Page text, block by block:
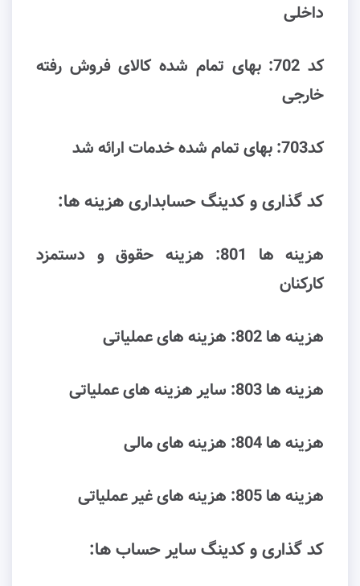
داﺧﻠﯽ
کد 702: ﺑﻬﺎی ﺗﻤﺎم ﺷﺪه ﮐﺎﻻی ﻓﺮوش رﻓﺘﻪ
ﺧﺎرﺟﯽ
کد703: ﺑﻬﺎی ﺗﻤﺎم ﺷﺪه ﺧﺪﻣﺎت اراﺋﻪ ﺷﺪ
کد گذاری و کدینگ حسابداری ﻫﺰﯾﻨﻪ ﻫﺎ:
ﻫﺰﯾﻨﻪ ﻫﺎ 801: هزﯾﻨﻪ ﺣﻘﻮق و دﺳﺘﻤﺰد
ﮐﺎرﮐﻨﺎن
ﻫﺰﯾﻨﻪ ﻫﺎ 802: هزﯾﻨﻪ ﻫﺎی ﻋﻤﻠﯿﺎﺗﯽ
ﻫﺰﯾﻨﻪ ﻫﺎ 803: ﺳﺎﯾﺮ ﻫﺰﯾﻨﻪ ﻫﺎی ﻋﻤﻠﯿﺎﺗﯽ
ﻫﺰﯾﻨﻪ ﻫﺎ 804: هزینه ﻫﺎی ﻣﺎﻟﯽ
ﻫﺰﯾﻨﻪ ﻫﺎ 805: هزینه ﻫﺎی ﻏﯿﺮ ﻋﻤﻠﯿﺎﺗﯽ
کد گذاری و کدینگ ﺳﺎﯾﺮ ﺣﺴﺎب ﻫﺎ: